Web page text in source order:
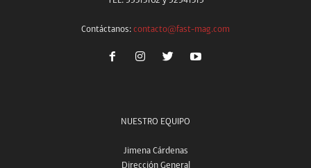
Contáctanos: contacto@fast-mag.com
NUESTRO EQUIPO
Jimena Cárdenas
Dirección General